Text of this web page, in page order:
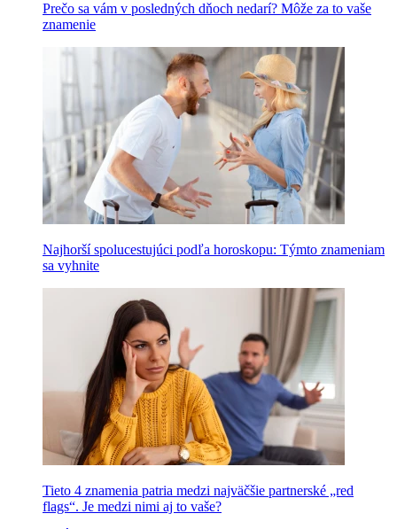
Prečo sa vám v posledných dňoch nedarí? Môže za to vaše
znamenie
Najhorší spolucestujúci podľa horoskopu: Týmto znameniam
sa vyhnite
Tieto 4 znamenia patria medzi najväčšie partnerské „red
flags“. Je medzi nimi aj to vaše?